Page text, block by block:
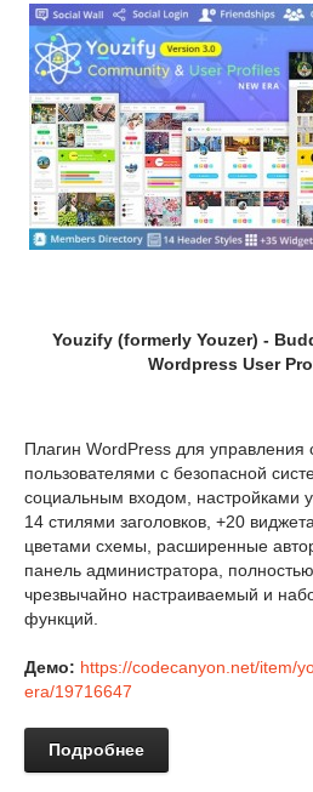
Youzify (formerly Youzer) -
Wordpress User
Плагин WordPress для управления
пользователями с безопасной
социальным входом, настройками
14 стилями заголовков, +20
цветами схемы, расширенные
панель администратора,
чрезвычайно настраиваемый и
функций.
Демо: https://codecanyon.net/item/
era/19716647
Подробнее